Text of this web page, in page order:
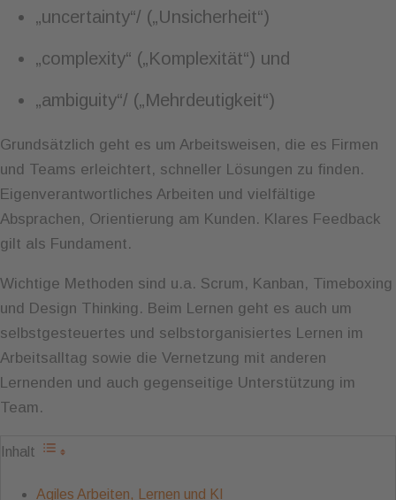
„uncertainty“/ („Unsicherheit“)
„complexity“ („Komplexität“) und
„ambiguity“/ („Mehrdeutigkeit“)
Grundsätzlich geht es um Arbeitsweisen, die es Firmen
und Teams erleichtert, schneller Lösungen zu finden.
Eigenverantwortliches Arbeiten und vielfältige
Absprachen, Orientierung am Kunden. Klares Feedback
gilt als Fundament.
Wichtige Methoden sind u.a. Scrum, Kanban, Timeboxing
und Design Thinking. Beim Lernen geht es auch um
selbstgesteuertes und selbstorganisiertes Lernen im
Arbeitsalltag sowie die Vernetzung mit anderen
Lernenden und auch gegenseitige Unterstützung im
Team.
Inhalt
Agiles Arbeiten, Lernen und KI